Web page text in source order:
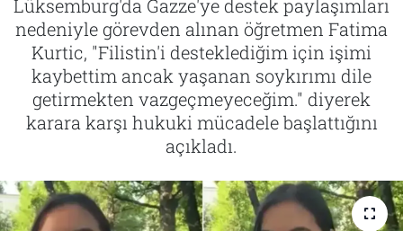
Lüksemburg'da Gazze'ye destek paylaşımları
nedeniyle görevden alınan öğretmen Fatima
Kurtic, "Filistin'i desteklediğim için işimi
kaybettim ancak yaşanan soykırımı dile
getirmekten vazgeçmeyeceğim." diyerek
karara karşı hukuki mücadele başlattığını
açıkladı.
Tarih
İletişim
Künye